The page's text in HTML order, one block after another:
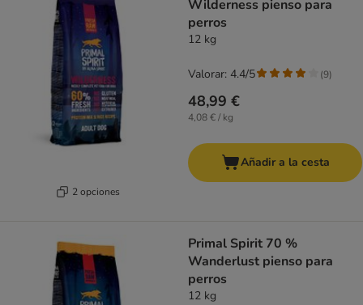
2 opciones
Wilderness pienso para
perros
12 kg
48,99 €
4,08 € / kg
Valorar: 4.4/5 (9)
Añadir a la cesta
Primal Spirit 70 %
Wanderlust pienso para
perros
12 kg